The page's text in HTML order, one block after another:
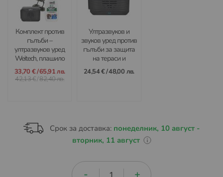
Комплект против
гълъби –
ултразвуков уред
Weitech, плашило
гарван и спрей Bird
Stop
33,70 €/65,91 лв.
42,13 €/82,40 лв.
Ултразвуков и
звуков уред против
гълъби за защита
на тераси и
балкони IP44 -
Weitech WK-0021
24,54 €/48,00 лв.
Срок за доставка: понеделник, 10 август -
вторник, 11 август